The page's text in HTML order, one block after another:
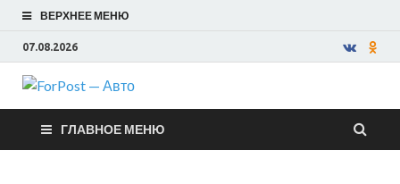
ВЕРХНЕЕ МЕНЮ
07.08.2026
ForPost —
Авто
ГЛАВНОЕ МЕНЮ